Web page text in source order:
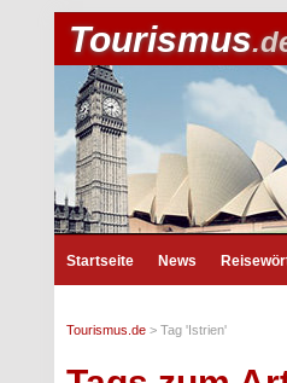
Tourismus
Startseite News
Tourismus.de > Tag 'Istrien'